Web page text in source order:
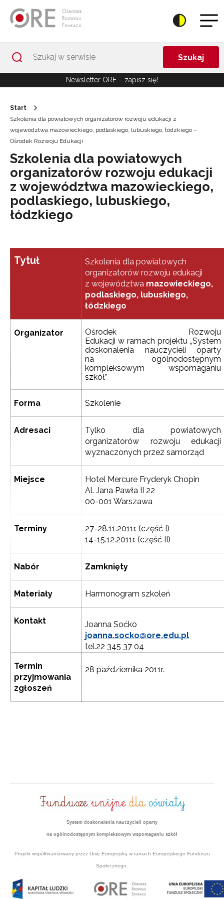
Szukaj
Newsletter ORE – zapisz się!
Start
Szkolenia dla powiatowych organizatorów rozwoju edukacji z
województwa mazowieckiego, podlaskiego, lubuskiego, łódzkiego –
Ośrodek Rozwoju Edukacji
Szkolenia dla powiatowych
organizatorów rozwoju edukacji
z województwa mazowieckiego,
podlaskiego, lubuskiego,
łódzkiego
Tytuł
Szkolenia dla powiatowych
organizatorów rozwoju edukacji
z województwa mazowieckiego,
podlaskiego, lubuskiego,
łódzkiego
Organizator
Ośrodek Rozwoju
Edukacji w ramach projektu „System
doskonalenia nauczycieli oparty
na ogólnodostępnym
kompleksowym wspomaganiu
szkół”
Forma Szkolenie
Adresaci
Tylko dla powiatowych
organizatorów rozwoju edukacji
wyznaczonych przez samorząd
Miejsce
Hotel Mercure Fryderyk Chopin
Al. Jana Pawła II 22
00-001 Warszawa
Terminy
27-28.11.2011r. (część I)
14-15.12.2011r. (część II)
Nabór Zamknięty
Materiały Harmonogram szkoleń
Kontakt
Joanna Soćko
joanna.socko@ore.edu.pl
tel.22 345 37 04
Termin
przyjmowania
zgłoszeń
28 października 2011r.
System doskonalenia nauczycieli oparty
na ogólnodostępnym kompleksowym wspomaganiu szkół
Projekt współfinansowany przez Unię Europejską w ramach Europejskiego Funduszu
Społecznego.